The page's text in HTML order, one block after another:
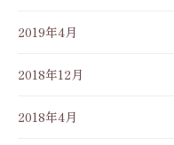
2019年4月
2018年12月
2018年4月